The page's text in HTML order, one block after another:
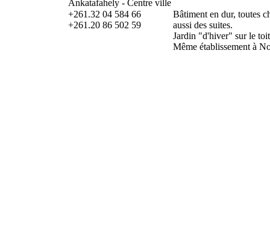
Ankatafahely - Centre ville
+261.32 04 584 66
+261.20 86 502 59
Bâtiment en dur, toutes
aussi des suites.
Jardin "d'hiver" sur le
Même établissement à